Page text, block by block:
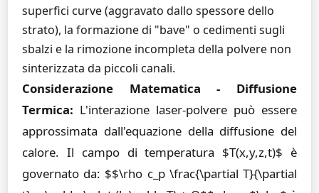
superfici curve (aggravato dallo spessore dello
strato), la formazione di "bave" o cedimenti sugli
sbalzi e la rimozione incompleta della polvere non
sinterizzata da piccoli canali.
Considerazione Matematica - Diffusione
Termica: L'interazione laser-polvere può essere
approssimata dall'equazione della diffusione del
calore. Il campo di temperatura $T(x,y,z,t)$ è
governato da: $$\rho c_p \frac{\partial T}{\partial